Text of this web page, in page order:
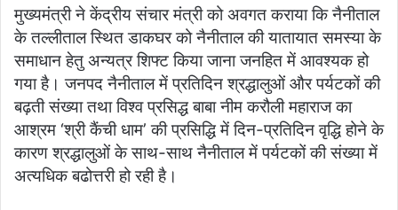
मुख्यमंत्री ने केंद्रीय संचार मंत्री को अवगत कराया कि नैनीताल
के तल्लीताल स्थित डाकघर को नैनीताल की यातायात समस्या के
समाधान हेतु अन्यत्र शिफ्ट किया जाना जनहित में आवश्यक हो
गया है। जनपद नैनीताल में प्रतिदिन श्रद्धालुओं और पर्यटकों की
बढ़ती संख्या तथा विश्व प्रसिद्ध बाबा नीम करौली महाराज का
आश्रम ‘श्री कैंची धाम’ की प्रसिद्धि में दिन-प्रतिदिन वृद्धि होने के
कारण श्रद्धालुओं के साथ-साथ नैनीताल में पर्यटकों की संख्या में
अत्यधिक बढोत्तरी हो रही है।